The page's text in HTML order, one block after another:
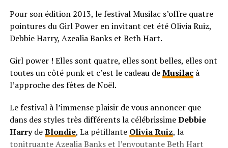
Pour son édition 2013, le festival Musilac s’offre quatre
pointures du Girl Power en invitant cet été Olivia Ruiz,
Debbie Harry, Azealia Banks et Beth Hart.
Girl power ! Elles sont quatre, elles sont belles, elles ont
toutes un côté punk et c’est le cadeau deMusilacà
l’approche des fêtes de Noël.
Le festival à l’immense plaisir de vous annoncer que
dans des styles très différents la célébrissimeDebbie
HarrydeBlondie, La pétillante Olivia Ruiz, la
tonitruante Azealia Banks et l’envoutante Beth Hart